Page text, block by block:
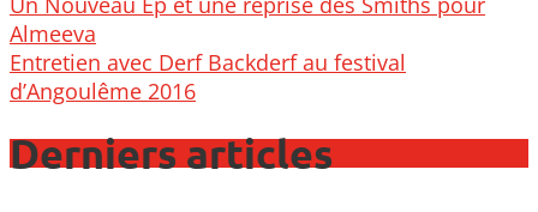
navigation
Almeeva
Entretien avec Derf Backderf au festival
d’Angoulême 2016
Derniers articles